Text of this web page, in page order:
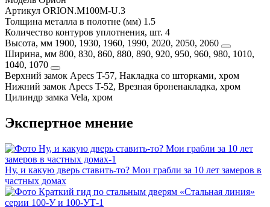
Артикул ORION.M100M-U.3
Толщина металла в полотне (мм) 1.5
Количество контуров уплотнения, шт. 4
Высота, мм 1900, 1930, 1960, 1990, 2020, 2050, 2060
Ширина, мм 800, 830, 860, 880, 890, 920, 950, 960, 980, 1010,
1040, 1070
Верхний замок Apecs T-57, Накладка со шторками, хром
Нижний замок Apecs T-52, Врезная броненакладка, хром
Цилиндр замка Vela, хром
Экспертное мнение
Ну, и какую дверь ставить-то? Мои грабли за 10 лет замеров в
частных домах